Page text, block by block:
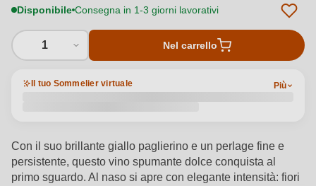
Disponibile Consegna in 1-3 giorni lavorativi
1 Nel carrello
Il tuo Sommelier virtuale Più
Con il suo brillante giallo paglierino e un perlage fine e
persistente, questo vino spumante dolce conquista al
primo sguardo. Al naso si apre con elegante intensità: fiori